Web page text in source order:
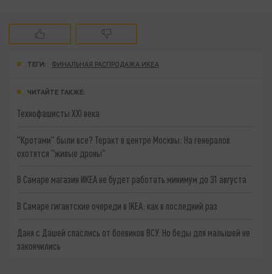
ТЕГИ: ФИНАЛЬНАЯ РАСПРОДАЖА ИКЕА
ЧИТАЙТЕ ТАКЖЕ:
Технофашисты XXI века
"Кротами" были все? Теракт в центре Москвы: На генералов
охотятся "живые дроны"
В Самаре магазин ИКЕА не будет работать минимум до 31 августа
В Самаре гигантские очереди в IKEA: как в последний раз
Даня с Дашей спаслись от боевиков ВСУ. Но беды для малышей не
закончились